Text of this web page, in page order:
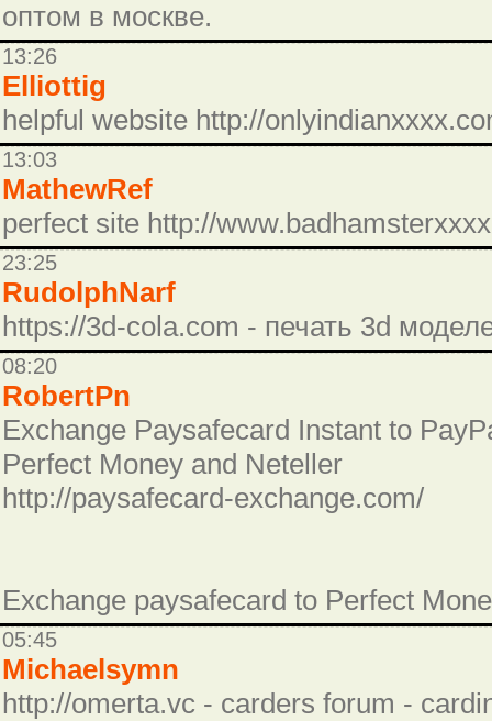
оптом в москве.
13:26
Elliottig
helpful website http://
13:03
MathewRef
perfect site http://
23:25
RudolphNarf
https://3d-cola.com - печать 3d
08:20
RobertPn
Exchange Paysafecard Instant to
Perfect Money and Neteller
http://paysafecard-exchange.com/
Exchange paysafecard to Perfect
05:45
Michaelsymn
http://omerta.vc - carders forum -